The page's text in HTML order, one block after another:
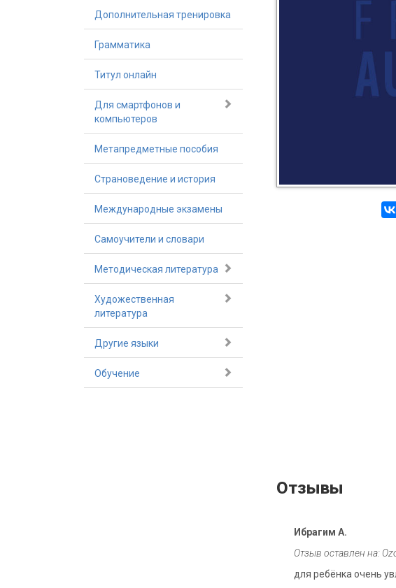
Дополнительная тренировка
Грамматика
Титул онлайн
Для смартфонов и
компьютеров
Метапредметные пособия
Страноведение и история
Международные экзамены
Самоучители и словари
Методическая литература
Художественная
литература
Другие языки
Обучение
Отзывы
Ибрагим А.
Отзыв оставлен на:
для ребёнка очень